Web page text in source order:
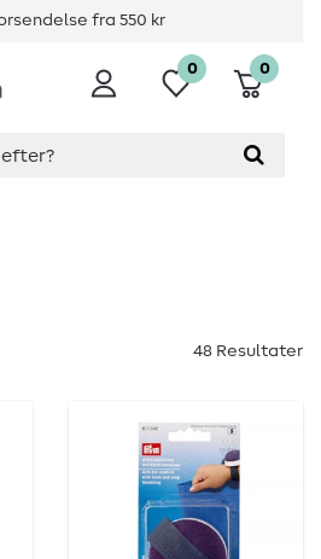
fra 550 kr
0 0
48 Resultater